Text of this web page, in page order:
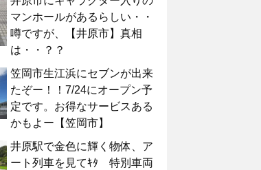
マンホールがあるらしい・・
噂ですが、【井原市】真相
は・・？？
笠岡市生江浜にセブンが出来
たぞー！！7/24にオープン予
定です。お得なサービスある
かもよー【笠岡市】
井原駅で金色に輝く物体、ア
ート列車を見てｷﾀ 特別車両